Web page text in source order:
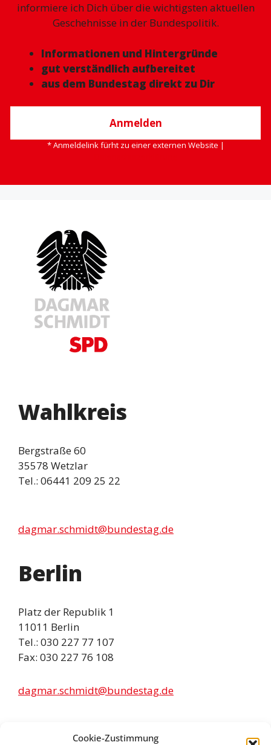
Cookie-Zustimmung
informiere ich Dich über die wichtigsten aktuellen
Geschehnisse in der Bundespolitik.
Informationen und Hintergründe
gut verständlich aufbereitet
aus dem Bundestag direkt zu Dir
Anmelden
* Anmeldelink fürht zu einer externen Website |
Wahlkreis
Bergstraße 60
35578 Wetzlar
Tel.: 06441 209 25 22
dagmar.schmidt@bundestag.de
Berlin
Platz der Republik 1
11011 Berlin
Tel.: 030 227 77 107
Fax: 030 227 76 108
dagmar.schmidt@bundestag.de